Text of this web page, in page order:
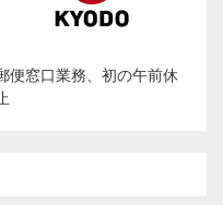
便窓口業務、初の午前休